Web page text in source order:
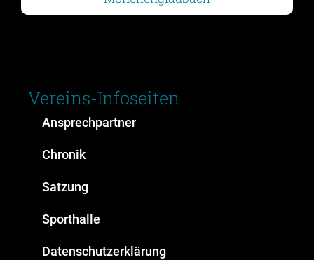
Vereins-Infoseiten
Ansprechpartner
Chronik
Satzung
Sporthalle
Datenschutzerklärung